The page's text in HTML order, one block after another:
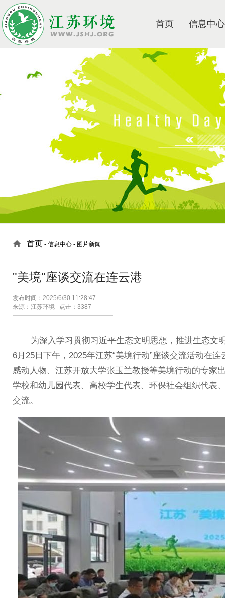
首页 信息中心
首页 - 信息中心 - 图片新闻
"美境"座谈交流在连云港
发布时间：2025/6/30 11:28:47
来源：江苏环境 点击：3387
为深入学习贯彻习近平生态文明思想，推进生态文
6月25日下午，2025年江苏“美境行动”座谈交流活动在
感动人物、江苏开放大学张玉兰教授等美境行动的专家
学校和幼儿园代表、高校学生代表、环保社会组织代表
交流。